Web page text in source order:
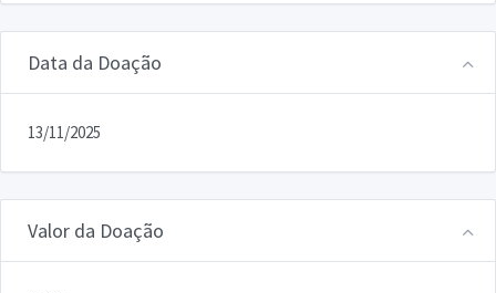
Data da Doação
13/11/2025
Valor da Doação